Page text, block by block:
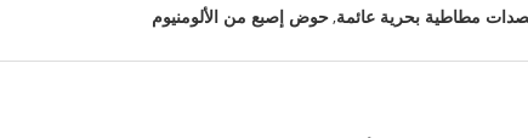
مطاطية بحرية عائمة,حوض إصبع من الألومنيوم